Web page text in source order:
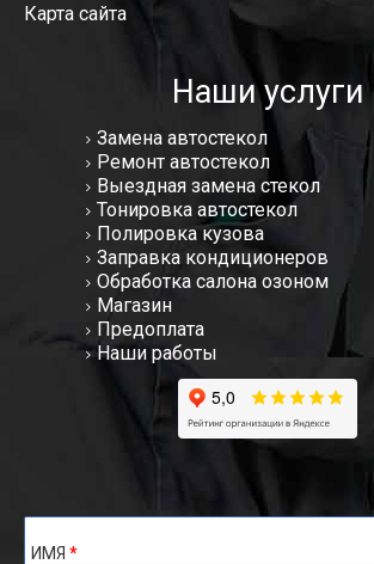
Карта сайта
Наши услуги
Замена автостекол
Ремонт автостекол
Выездная замена стекол
Тонировка автостекол
Полировка кузова
Заправка кондиционеров
Обработка салона озоном
Магазин
Предоплата
Наши работы
ИМЯ *